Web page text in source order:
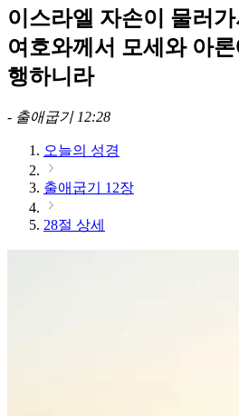
이스라엘 자손이 물러
여호와께서 모세와 아
행하니라
- 출애굽기 12:28
오늘의 성경
출애굽기 12장
28절 상세